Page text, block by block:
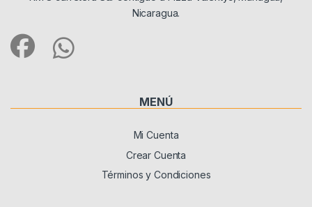
Nicaragua.
MENÚ
Mi Cuenta
Crear Cuenta
Términos y Condiciones